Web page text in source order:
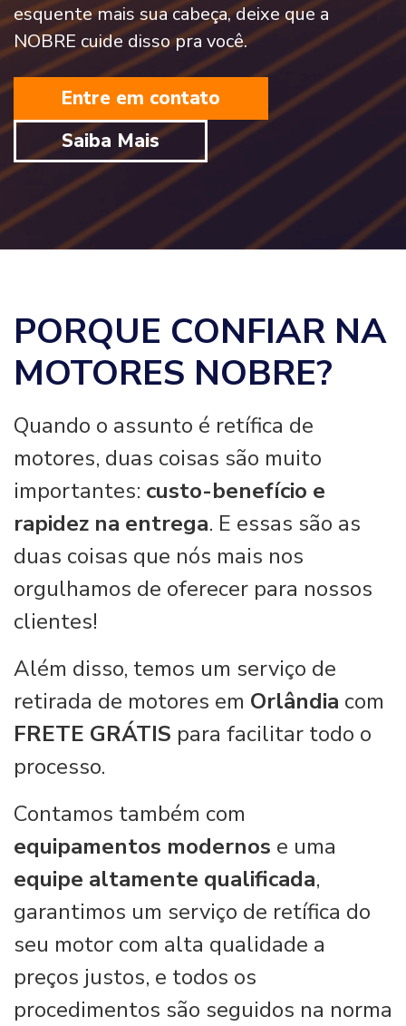
esquente mais sua cabeça, deixe que a
NOBRE cuide disso pra você.
Entre em contato
Saiba Mais
PORQUE CONFIAR NA
MOTORES NOBRE?
Quando o assunto é retífica de
motores, duas coisas são muito
importantes: custo-benefício e
rapidez na entrega. E essas são as
duas coisas que nós mais nos
orgulhamos de oferecer para nossos
clientes!
Além disso, temos um serviço de
retirada de motores em Orlândia com
FRETE GRÁTIS para facilitar todo o
processo.
Contamos também com
equipamentos modernos e uma
equipe altamente qualificada,
garantimos um serviço de retífica do
seu motor com alta qualidade a
preços justos, e todos os
procedimentos são seguidos na norma